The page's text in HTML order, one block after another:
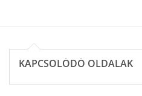
KAPCSOLÓDÓ OLDALAK